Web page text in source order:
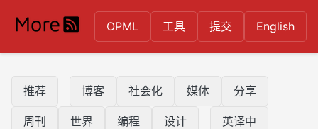
OPML 工具 提交 English
推荐 博客 社会化 媒体 分享
周刊 世界 编程 设计 英译中